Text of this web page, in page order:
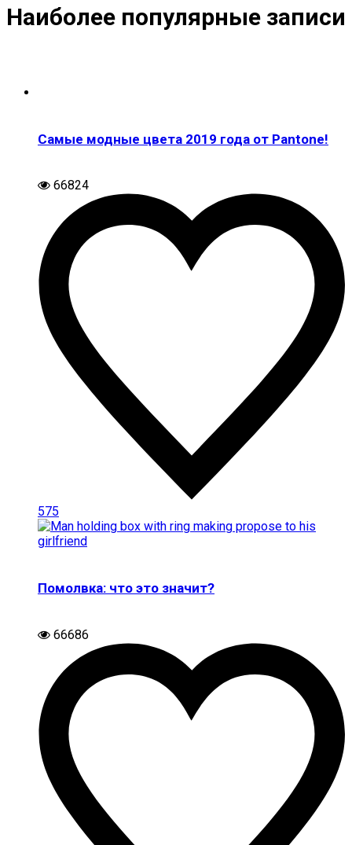
Наиболее популярные записи
Самые модные цвета 2019 года от Pantone!
66824
575
Помолвка: что это значит?
66686